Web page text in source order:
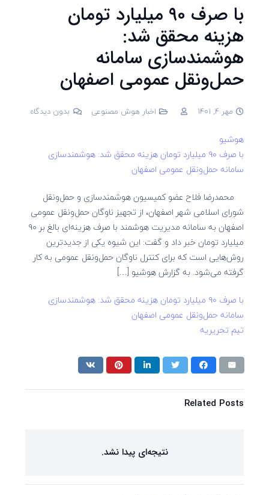
با صرف ۹۰ میلیارد تومان
هزینه محقق شد:
هوشمندسازی سامانه
حمل‌ونقل عمومی اصفهان
مهر 4, 1401 اخبار هوش مصنوعی بدون دیدگاه
هوشیو
با صرف ۹۰ میلیارد تومان هزینه محقق شد: هوشمندسازی
سامانه حمل‌ونقل عمومی اصفهان
محمدرضا فلاح عضو کمیسیون هوشمندسازی و حمل‌ونقل
شورای اسلامی شهر اصفهان، از تجهیز ناوگان حمل‌ونقل عمومی
اصفهان به سامانه مدیریت هوشمند با صرف هزینه‌ای بالغ بر ۹۰
میلیارد تومان خبر داد و گفت: این شیوه یکی از جدیدترین
روش‌هایی است که برای کنترل ناوگان حمل‌ونقل عمومی به کار
گرفته می‌شود. به گزارش هوشیو […]
با صرف ۹۰ میلیارد تومان هزینه محقق شد: هوشمندسازی
سامانه حمل‌ونقل عمومی اصفهان
تیم تحریریه
Related Posts
نتیجه‌ای پیدا نشد.